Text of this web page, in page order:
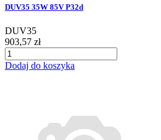
DUV35 35W 85V P32d
DUV35
903,57 zł
Dodaj do koszyka